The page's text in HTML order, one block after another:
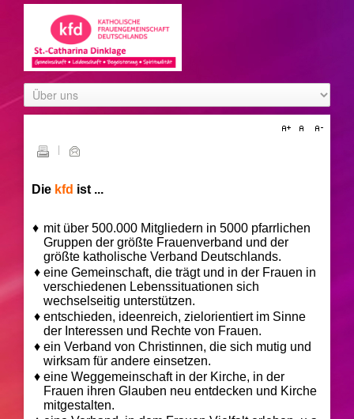
Die kfd ist ...
♦ mit über 500.000 Mitgliedern in 5000 pfarrlichen
Gruppen der größte Frauenverband und der
größte katholische Verband Deutschlands.
♦ eine Gemeinschaft, die trägt und in der Frauen in
verschiedenen Lebenssituationen sich
wechselseitig unterstützen.
♦ entschieden, ideenreich, zielorientiert im Sinne
der Interessen und Rechte von Frauen.
♦ ein Verband von Christinnen, die sich mutig und
wirksam für andere einsetzen.
♦ eine Weggemeinschaft in der Kirche, in der
Frauen ihren Glauben neu entdecken und Kirche
mitgestalten.